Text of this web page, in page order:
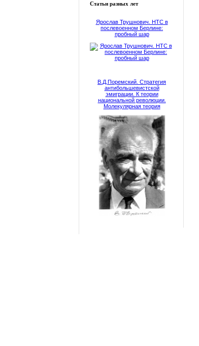
Статьи разных лет
Ярослав Трушнович. НТС в
послевоенном Берлине:
пробный шар
В.Д.Поремский. Стратегия
антибольшевистской
эмиграции. К теории
национальной революции.
Молекулярная теория